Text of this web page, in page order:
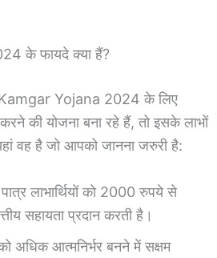
के फायदे क्या हैं?
Yojana 2024 के लिए
की योजना बना रहे हैं, तो इसके लाभों
वह है जो आपको जानना जरुरी है:
लाभार्थियों को 2000 रुपये से
सहायता प्रदान करती है।
अधिक आत्मनिर्भर बनने में सक्षम